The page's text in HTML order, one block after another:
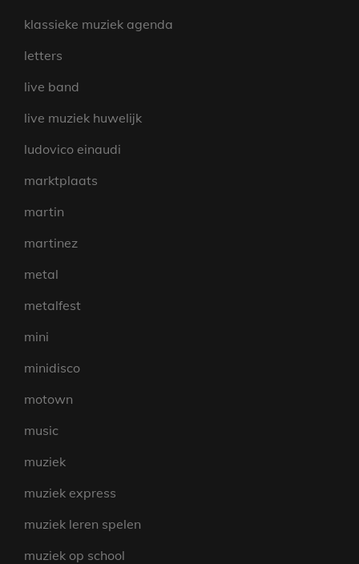
klassieke muziek agenda
letters
live band
live muziek huwelijk
ludovico einaudi
marktplaats
martin
martinez
metal
metalfest
mini
minidisco
motown
music
muziek
muziek express
muziek leren spelen
muziek op school